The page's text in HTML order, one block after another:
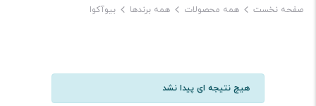
صفحه نخست همه محصولات همه برندها بیوآکوا
هیچ نتیجه ای پیدا نشد